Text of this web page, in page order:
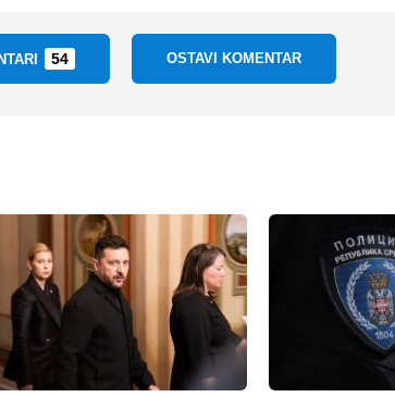
54 OSTAVI KOMENTAR